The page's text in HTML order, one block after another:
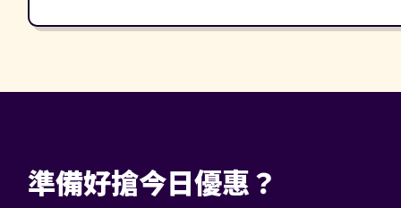
準備好搶今日優惠？